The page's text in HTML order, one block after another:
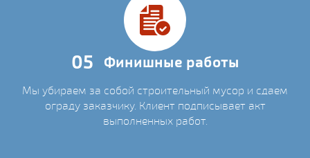
05 Финишные работы
Мы убираем за собой строительный мусор и сдаем
ограду заказчику. Клиент подписывает акт
выполненных работ.